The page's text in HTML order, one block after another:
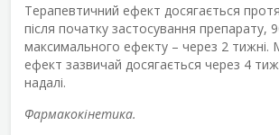
Терапевтичний ефект досягається
після початку застосування препарату,
максимального ефекту – через 2 тижні.
ефект зазвичай досягається через 4
надалі.
Фармакокінетика.